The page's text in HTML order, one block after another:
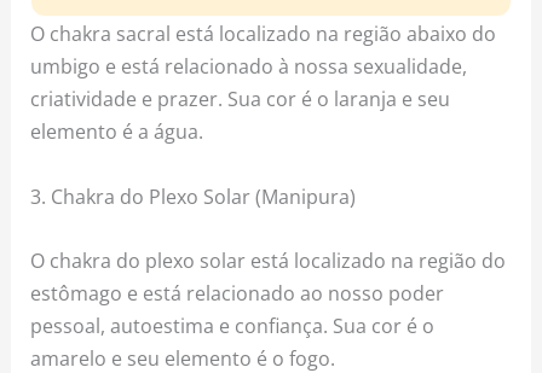
O chakra sacral está localizado na região abaixo do
umbigo e está relacionado à nossa sexualidade,
criatividade e prazer. Sua cor é o laranja e seu
elemento é a água.
3. Chakra do Plexo Solar (Manipura)
O chakra do plexo solar está localizado na região do
estômago e está relacionado ao nosso poder
pessoal, autoestima e confiança. Sua cor é o
amarelo e seu elemento é o fogo.